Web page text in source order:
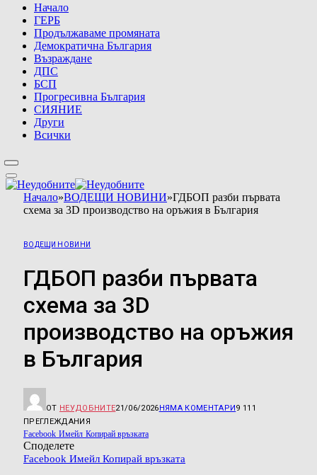
Начало
ГЕРБ
Продължаваме промяната
Демократична България
Възраждане
ДПС
БСП
Прогресивна България
СИЯНИЕ
Други
Всички
Начало»ВОДЕЩИ НОВИНИ»ГДБОП разби първата
схема за 3D производство на оръжия в България
ВОДЕЩИ НОВИНИ
ГДБОП разби първата
схема за 3D
производство на оръжия
в България
ОТ НЕУДОБНИТЕ21/06/2026НЯМА КОМЕНТАРИ9 111
ПРЕГЛЕЖДАНИЯ
Facebook Имейл Копирай връзката
Споделете
Facebook Имейл Копирай връзката